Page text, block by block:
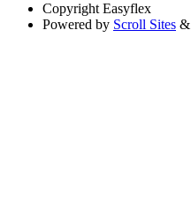
Copyright Easyflex
Powered by Scroll Sites &